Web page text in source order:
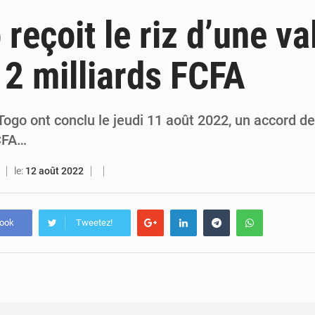
5 août 2026 Guinée : 23 personnes interpellées après les affrontements entre Bankoumana
5 août 2026 Guinée : Amara Camara prend la coordination de l’action de l’État en l’absence
reçoit le riz d’une
milliards FCFA
ont conclu le jeudi 11 août 2022, un accord
le: 12 août 2022
Tweetez!